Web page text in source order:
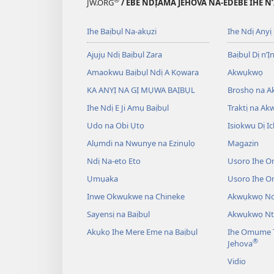
JW.ORG / EBE NDỊÀMÀ JEHOVA NA-EDEBE IHE
Ihe Baịbụl Na-akụzi
Ajụjụ Ndị Baịbụl Zara
Amaokwu Baịbụl Ndị A Kọwara
KA ANYỊ NA GỊ MỤWA BAỊBỤL
Ihe Ndị E Ji Amụ Baịbụl
Udo na Obi Ụtọ
Alụmdi na Nwunye na Ezinụlọ
Ndị Na-eto Eto
Ụmụaka
Inwe Okwukwe na Chineke
Sayensị na Baịbụl
Akụkọ Ihe Mere Eme na Baịbụl
Ihe Ndị Anyị
Baịbụl Dị
Akwụkwọ
Broshọ na
Traktị na
Isiokwu Dị
Magazin
Usoro Ihe
Usoro Ihe
Akwụkwọ
Akwụkwọ
Ihe Omume
Jehova®
Vidio